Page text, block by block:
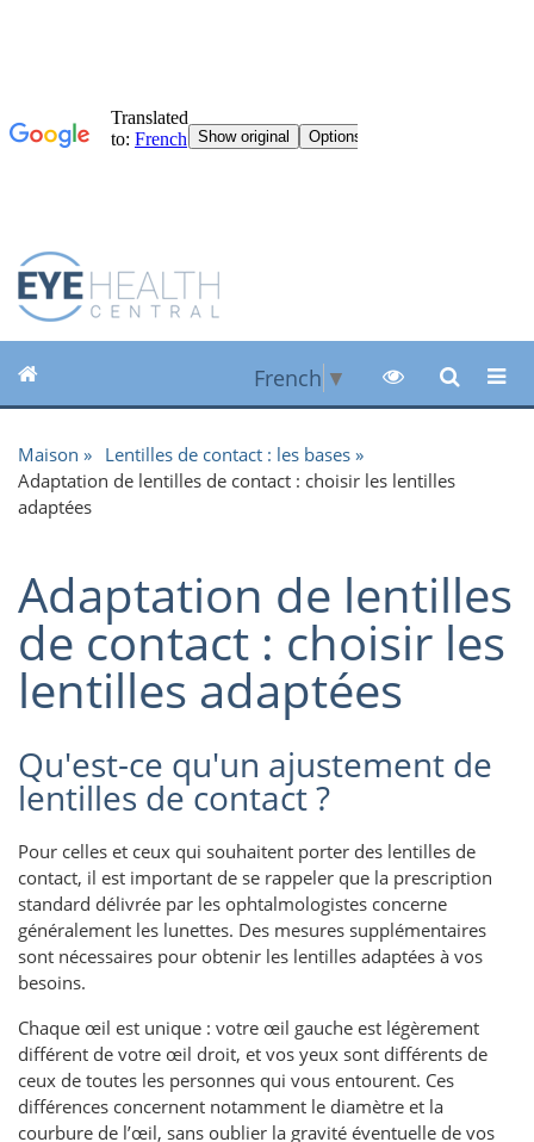
French ▼
Maison
Lentilles de contact : les bases
Adaptation de lentilles de contact : choisir les lentilles
adaptées
Adaptation de lentilles
de contact : choisir les
lentilles adaptées
Qu'est-ce qu'un ajustement de
lentilles de contact ?
Pour celles et ceux qui souhaitent porter des lentilles de
contact, il est important de se rappeler que la prescription
standard délivrée par les ophtalmologistes concerne
généralement les lunettes. Des mesures supplémentaires
sont nécessaires pour obtenir les lentilles adaptées à vos
besoins.
Chaque œil est unique : votre œil gauche est légèrement
différent de votre œil droit, et vos yeux sont différents de
ceux de toutes les personnes qui vous entourent. Ces
différences concernent notamment le diamètre et la
courbure de l’œil, sans oublier la gravité éventuelle de vos